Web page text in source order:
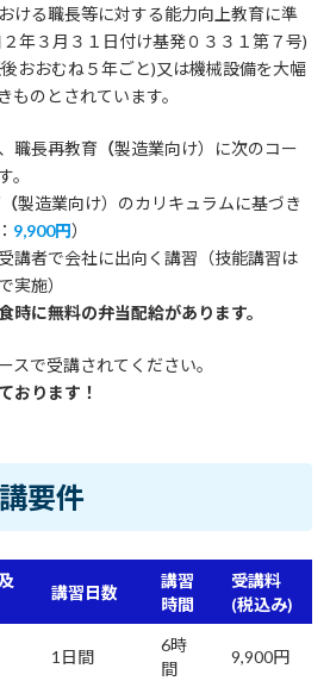
ける職長等に対する能力向上教育に準
年３月３１日付け基発０３３１第７号)
おおむね５年ごと)又は機械設備を大幅
ものとされています。
職長再教育 （製造業向け）に次のコー
。
（製造業向け）のカリキュラムに基づき
9,900円）
講者で会社に出向く講習（技能講習は
実施）
に無料の弁当配給があります。
スで受講されてください。
おります！
要件
講習日数
講習
時間
受講料
(税込み)
1日間
6時
間
9,900円